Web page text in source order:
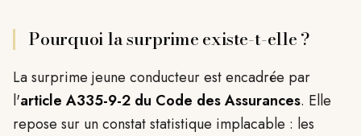
Pourquoi la surprime existe-t-elle ?
La surprime jeune conducteur est encadrée par
l'article A335-9-2 du Code des Assurances. Elle
repose sur un constat statistique implacable : les